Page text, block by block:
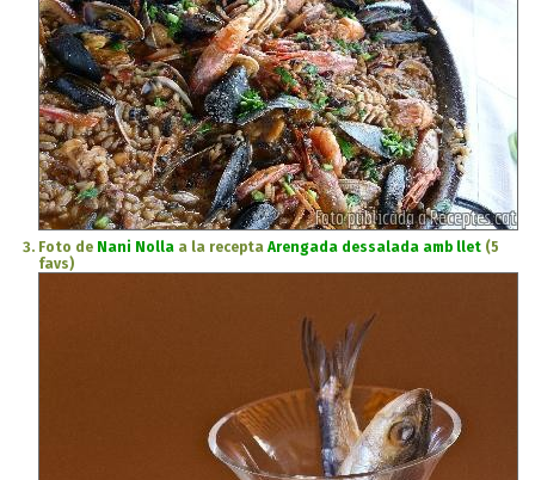
Foto de Nani Nolla a la recepta Arengada dessalada amb llet (5
favs)